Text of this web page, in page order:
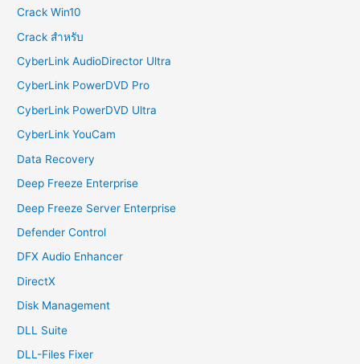
Crack Win10
Crack สำหรับ
CyberLink AudioDirector Ultra
CyberLink PowerDVD Pro
CyberLink PowerDVD Ultra
CyberLink YouCam
Data Recovery
Deep Freeze Enterprise
Deep Freeze Server Enterprise
Defender Control
DFX Audio Enhancer
DirectX
Disk Management
DLL Suite
DLL-Files Fixer